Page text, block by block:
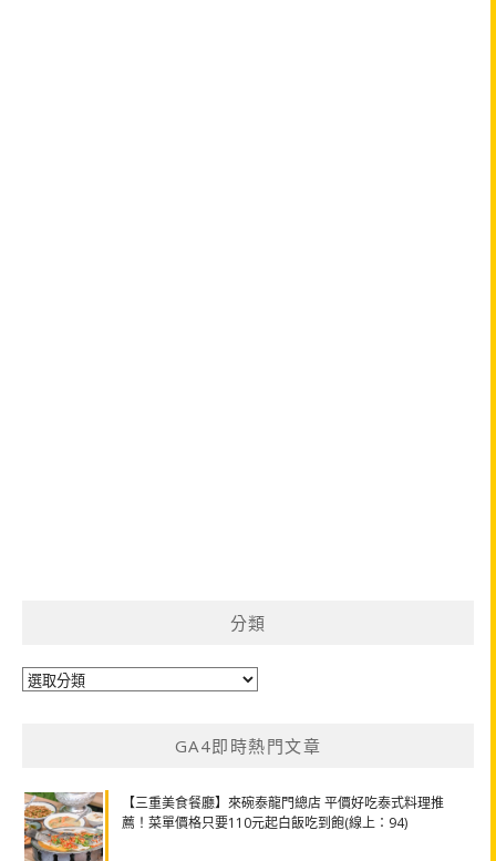
分類
分
GA4即時熱門文章
【三重美食餐廳】來碗泰龍門總店 平價好吃泰式料理推
薦！菜單價格只要110元起白飯吃到飽(線上：94)